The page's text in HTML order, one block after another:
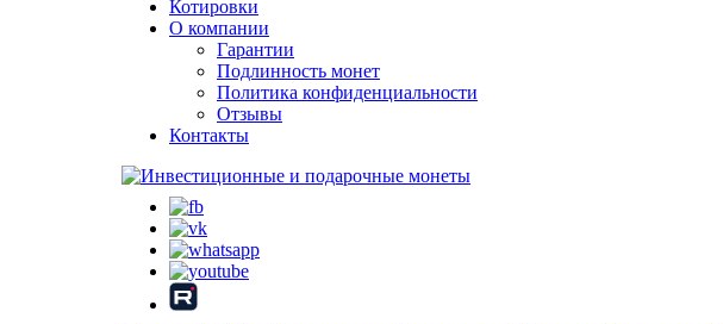
Котировки
О компании
Гарантии
Подлинность монет
Политика конфиденциальности
Отзывы
Контакты